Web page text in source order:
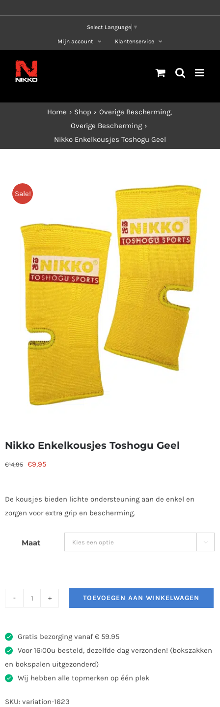
Select Language ▼
Mijn account Klantenservice
Home Shop
Overige Bescherming
Overige Bescherming
Nikko Enkelkousjes Toshogu Geel
Sale!
Nikko Enkelkousjes Toshogu Geel
€14,95 Oorspronkelijke
€14,95.
€9,95Huidige
€9,95.
De kousjes bieden lichte ondersteuning aan de enkel en
zorgen voor extra grip en bescherming.
Maat 
Toshogu
aantal
TOEVOEGEN AAN WINKELWAGEN
Gratis bezorging vanaf € 59.95
Voor 16:00u besteld, dezelfde dag verzonden! (bokszakken
en bokspalen uitgezonderd)
Wij hebben alle topmerken op één plek
SKU: variation-1623